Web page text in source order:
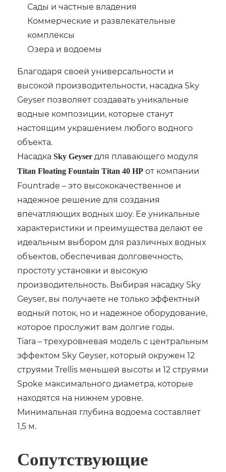
Сады и частные владения
Коммерческие и развлекательные
комплексы
Озера и водоемы
Благодаря своей универсальности и
высокой производительности, насадка Sky
Geyser позволяет создавать уникальные
водные композиции, которые станут
настоящим украшением любого водного
объекта.
НасадкаSky Geyser для плавающего модуля
Titan Floating Fountain Titan 40 HP от компании
Fountrade – это высококачественное и
надежное решение для создания
впечатляющих водных шоу. Ее уникальные
характеристики и преимущества делают ее
идеальным выбором для различных водных
объектов, обеспечивая долговечность,
простоту установки и высокую
производительность. Выбирая насадку Sky
Geyser, вы получаете не только эффектный
водный поток, но и надежное оборудование,
которое прослужит вам долгие годы.
Tiara – трехуровневая модель с центральным
эффектом Sky Geyser, который окружен 12
струями Trellis меньшей высоты и 12 струями
Spoke максимального диаметра, которые
находятся на нижнем уровне.
Минимальная глубина водоема составляет
1,5 м.
Сопутствующие